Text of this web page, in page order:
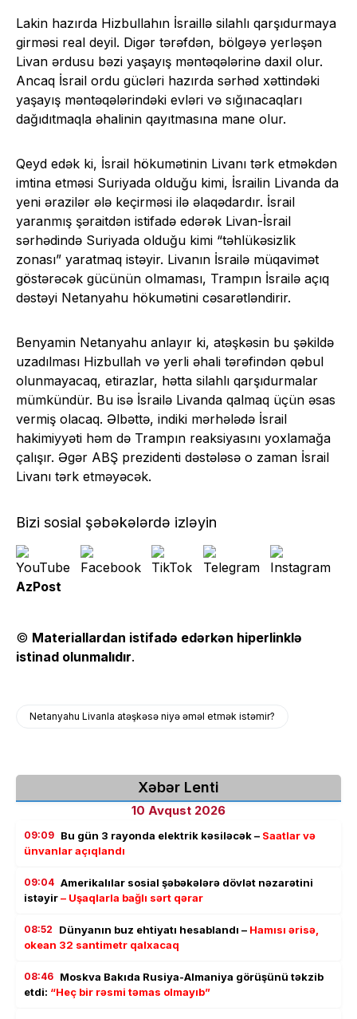
Lakin hazırda Hizbullahın İsraillə silahlı qarşıdurmaya
girməsi real deyil. Digər tərəfdən, bölgəyə yerləşən
Livan ərdusu bəzi yaşayış məntəqələrinə daxil olur.
Ancaq İsrail ordu gücləri hazırda sərhəd xəttindəki
yaşayış məntəqələrindəki evləri və sığınacaqları
dağıdıtmaqla əhalinin qayıtmasına mane olur.
Qeyd edək ki, İsrail hökumətinin Livanı tərk etməkdən
imtina etməsi Suriyada olduğu kimi, İsrailin Livanda da
yeni ərazilər ələ keçirməsi ilə əlaqədardır. İsrail
yaranmış şəraitdən istifadə edərək Livan-İsrail
sərhədində Suriyada olduğu kimi “təhlükəsizlik
zonası” yaratmaq istəyir. Livanın İsrailə müqavimət
göstərəcək gücünün olmaması, Trampın İsrailə açıq
dəstəyi Netanyahu hökumətini cəsarətləndirir.
Benyamin Netanyahu anlayır ki, atəşkəsin bu şəkildə
uzadılması Hizbullah və yerli əhali tərəfindən qəbul
olunmayacaq, etirazlar, hətta silahlı qarşıdurmalar
mümkündür. Bu isə İsrailə Livanda qalmaq üçün əsas
vermiş olacaq. Əlbəttə, indiki mərhələdə İsrail
hakimiyyəti həm də Trampın reaksiyasını yoxlamağa
çalışır. Əgər ABŞ prezidenti dəstələsə o zaman İsrail
Livanı tərk etməyəcək.
Bizi sosial şəbəkələrdə izləyin
AzPost
© Materiallardan istifadə edərkən hiperlinklə
istinad olunmalıdır.
Netanyahu Livanla atəşkəsə niyə əməl etmək istəmir?
Xəbər Lenti
10 Avqust 2026
09:09 Bu gün 3 rayonda elektrik kəsiləcək – Saatlar və
ünvanlar açıqlandı
09:04 Amerikalılar sosial şəbəkələrə dövlət nəzarətini
istəyir– Uşaqlarla bağlı sərt qərar
08:52 Dünyanın buz ehtiyatı hesablandı – Hamısı ərisə,
okean 32 santimetr qalxacaq
08:46 Moskva Bakıda Rusiya-Almaniya görüşünü təkzib
etdi: “Heç bir rəsmi təmas olmayıb”